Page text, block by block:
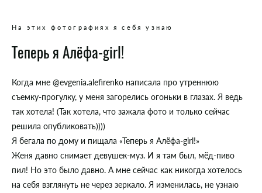
На этих фотографиях я себя узнаю
Теперь я Алёфа-girl!
Когда мне @evgenia.alefirenko написала про утреннюю
съемку-прогулку, у меня загорелись огоньки в глазах. Я ведь
так хотела! (Так хотела, что зажала фото и только сейчас
решила опубликовать))))
Я бегала по дому и пищала «Теперь я Алёфа-girl!»
Женя давно снимает девушек-муз. И я там был, мёд-пиво
пил! Но это было давно. А мне сейчас как никогда хотелось
на себя взглянуть не через зеркало. Я изменилась, не узнаю